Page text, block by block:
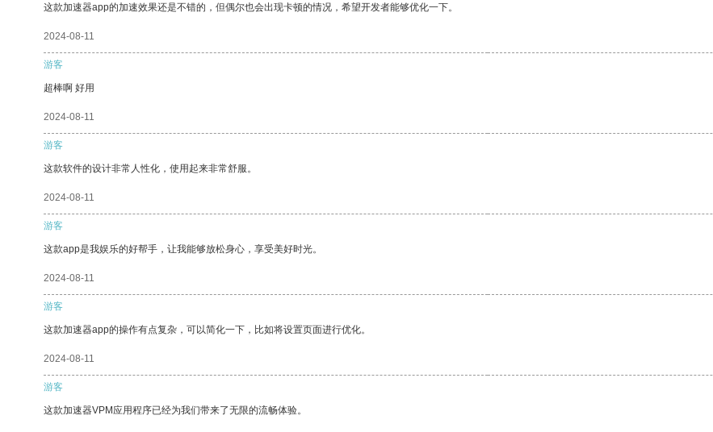
这款加速器app的加速效果还是不错的，但偶尔也会出现卡顿的情况，希望开发者能够优化一下。
2024-08-11
游客
超棒啊 好用
2024-08-11
游客
这款软件的设计非常人性化，使用起来非常舒服。
2024-08-11
游客
这款app是我娱乐的好帮手，让我能够放松身心，享受美好时光。
2024-08-11
游客
这款加速器app的操作有点复杂，可以简化一下，比如将设置页面进行优化。
2024-08-11
游客
这款加速器VPM应用程序已经为我们带来了无限的流畅体验。